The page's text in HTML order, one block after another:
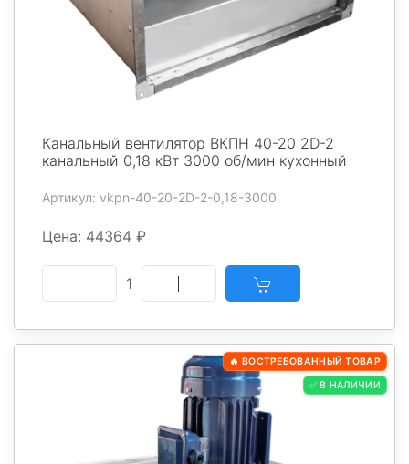
Канальный вентилятор ВКПН 40-20 2D-2
канальный 0,18 кВт 3000 об/мин кухонный
Артикул: vkpn-40-20-2D-2-0,18-3000
Цена: 44364 ₽
1
🔥 ВОСТРЕБОВАННЫЙ ТОВАР
✅ В НАЛИЧИИ